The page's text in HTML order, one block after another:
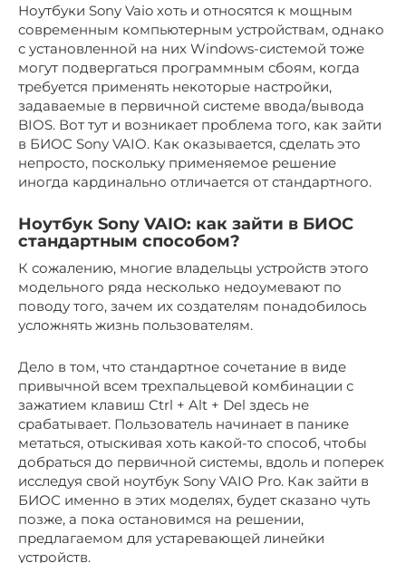
Ноутбуки Sony Vaio хоть и относятся к мощным
современным компьютерным устройствам, однако
с установленной на них Windows-системой тоже
могут подвергаться программным сбоям, когда
требуется применять некоторые настройки,
задаваемые в первичной системе ввода/вывода
BIOS. Вот тут и возникает проблема того, как зайти
в БИОС Sony VAIO. Как оказывается, сделать это
непросто, поскольку применяемое решение
иногда кардинально отличается от стандартного.
Ноутбук Sony VAIO: как зайти в БИОС
стандартным способом?
К сожалению, многие владельцы устройств этого
модельного ряда несколько недоумевают по
поводу того, зачем их создателям понадобилось
усложнять жизнь пользователям.
Дело в том, что стандартное сочетание в виде
привычной всем трехпальцевой комбинации с
зажатием клавиш Ctrl + Alt + Del здесь не
срабатывает. Пользователь начинает в панике
метаться, отыскивая хоть какой-то способ, чтобы
добраться до первичной системы, вдоль и поперек
исследуя свой ноутбук Sony VAIO Pro. Как зайти в
БИОС именно в этих моделях, будет сказано чуть
позже, а пока остановимся на решении,
предлагаемом для устаревающей линейки
устройств.